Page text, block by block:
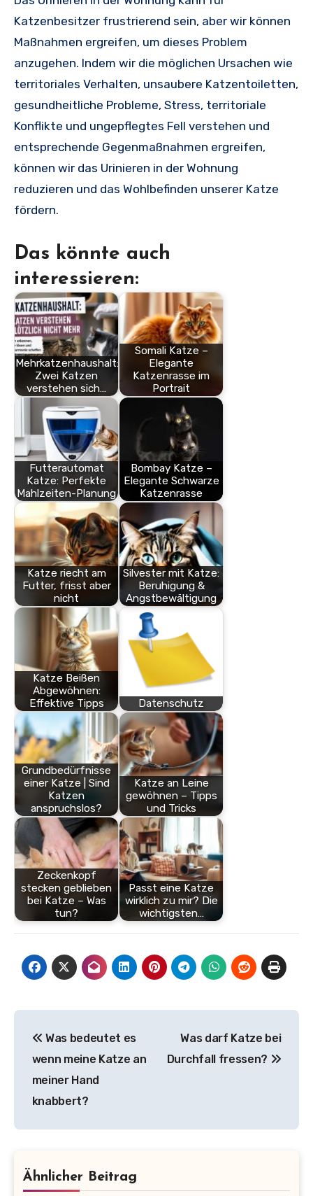
Katzenbesitzer frustrierend sein, aber wir können
Maßnahmen ergreifen, um dieses Problem
anzugehen. Indem wir die möglichen Ursachen wie
territoriales Verhalten, unsaubere Katzentoiletten,
gesundheitliche Probleme, Stress, territoriale
Konflikte und ungepflegtes Fell verstehen und
entsprechende Gegenmaßnahmen ergreifen,
können wir das Urinieren in der Wohnung
reduzieren und das Wohlbefinden unserer Katze
fördern.
Das könnte auch
interessieren:
Mehrkatzenhaushalt:
Zwei Katzen
verstehen sich…
Somali Katze –
Elegante
Katzenrasse im
Portrait
Futterautomat
Katze: Perfekte
Mahlzeiten-Planung
Bombay Katze –
Elegante Schwarze
Katzenrasse
Katze riecht am
Futter, frisst aber
nicht
Silvester mit Katze:
Beruhigung &
Angstbewältigung
Katze Beißen
Abgewöhnen:
Effektive Tipps
Datenschutz
Grundbedürfnisse
einer Katze | Sind
Katzen
anspruchslos?
Katze an Leine
gewöhnen – Tipps
und Tricks
Zeckenkopf
stecken geblieben
bei Katze – Was
tun?
Passt eine Katze
wirklich zu mir? Die
wichtigsten…
Was bedeutet es
wenn meine Katze an
meiner Hand
knabbert?
Was darf Katze bei
Durchfall fressen?
Ähnlicher Beitrag